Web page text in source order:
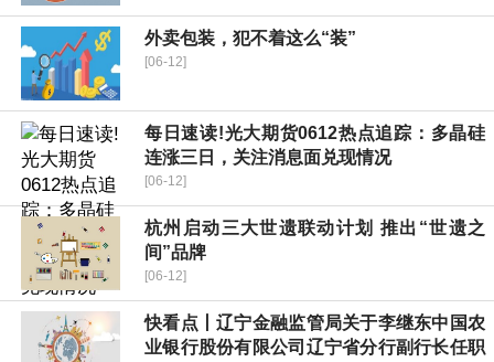
外卖包装，犯不着这么“装”
[06-12]
每日速读!光大期货0612热点追踪：多晶硅
连涨三日，关注消息面兑现情况
[06-12]
杭州启动三大世遗联动计划 推出“世遗之
间”品牌
[06-12]
快看点丨辽宁金融监管局关于李继东中国农
业银行股份有限公司辽宁省分行副行长任职